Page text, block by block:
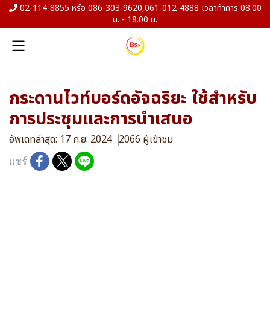
02-114-8855 หรือ 086-303-9620,061-012-4888 เวลาทำการ 08.00
น. - 18.00 น.
กระดานไวท์บอร์ดอัจฉริยะ ใช้สำหรับ
การประชุมและการนำเสนอ
อัพเดทล่าสุด: 17 ก.ย. 2024 2066 ผู้เข้าชม
แชร์